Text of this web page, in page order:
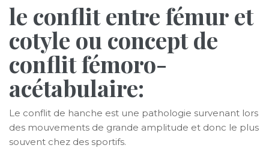
le conflit entre fémur et
cotyle ou concept de
conflit fémoro-
acétabulaire:
Le conflit de hanche est une pathologie survenant lors
des mouvements de grande amplitude et donc le plus
souvent chez des sportifs.